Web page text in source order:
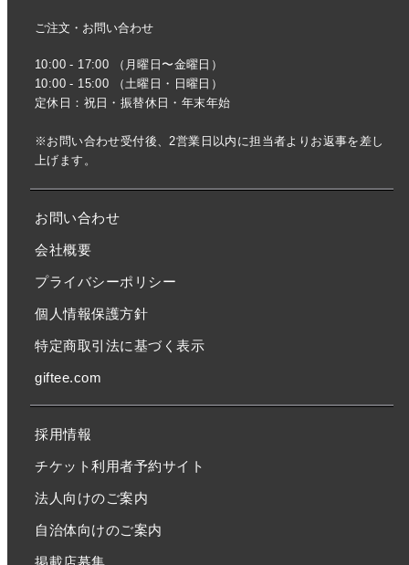
ご注文・お問い合わせ
10:00 - 17:00 （月曜日〜金曜日）
10:00 - 15:00 （土曜日・日曜日）
定休日：祝日・振替休日・年末年始
※お問い合わせ受付後、2営業日以内に担当者よりお返事を差し
上げます。
お問い合わせ
会社概要
プライバシーポリシー
個人情報保護方針
特定商取引法に基づく表示
giftee.com
採用情報
チケット利用者予約サイト
法人向けのご案内
自治体向けのご案内
掲載店募集